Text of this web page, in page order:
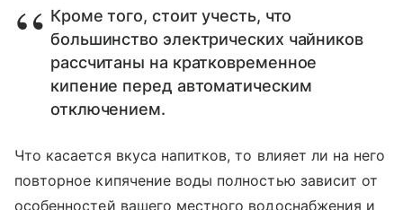
Кроме того, стоит учесть, что
большинство электрических чайников
рассчитаны на кратковременное
кипение перед автоматическим
отключением.
Что касается вкуса напитков, то влияет ли на него
повторное кипячение воды полностью зависит от
особенностей вашего местного водоснабжения и